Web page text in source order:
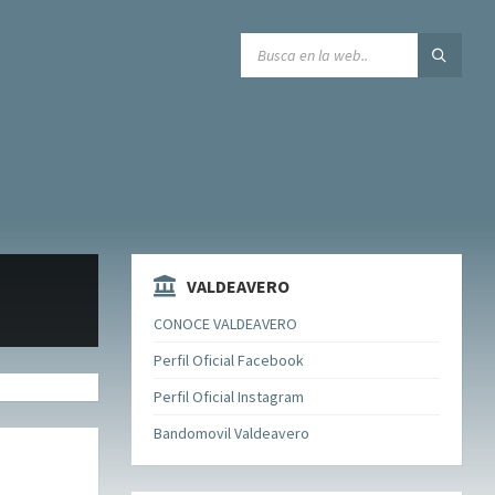
VALDEAVERO
CONOCE VALDEAVERO
Perfil Oficial Facebook
Perfil Oficial Instagram
Bandomovil Valdeavero